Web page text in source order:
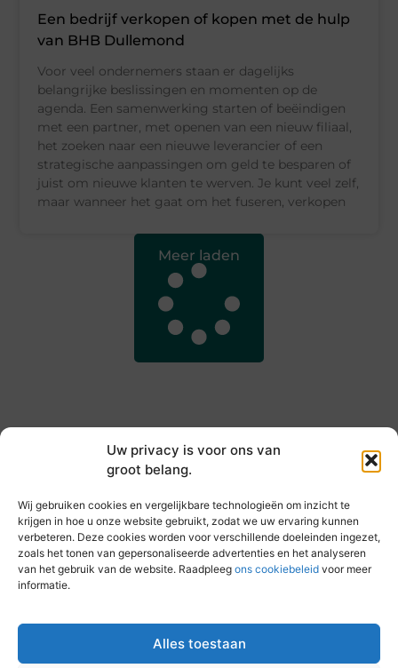
Uw privacy is voor ons van
groot belang.
Wij gebruiken cookies en vergelijkbare technologieën om inzicht te
krijgen in hoe u onze website gebruikt, zodat we uw ervaring kunnen
verbeteren. Deze cookies worden voor verschillende doeleinden ingezet,
zoals het tonen van gepersonaliseerde advertenties en het analyseren
van het gebruik van de website. Raadpleeg ons cookiebeleid voor meer
informatie.
Alles toestaan
Een bedrijf verkopen of kopen met de hulp
van BHB Dullemond
Voor veel ondernemers staan er dagelijks
belangrijke beslissingen en momenten op de
agenda. Een samenwerking starten of beëindigen
met een partner, met openen van een nieuw filiaal,
het zoeken naar een nieuwe leverancier of een
strategische aanpassingen om geld te besparen of
juist om nieuwe klanten te werven. Je kunt veel zelf,
maar wanneer het gaat om het fuseren, verkopen
Meer laden
Elke dag iets nieuws op vandebeckenkamp.nl